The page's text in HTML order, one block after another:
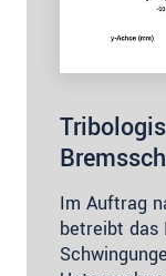
Im Auftrag
betreibt das